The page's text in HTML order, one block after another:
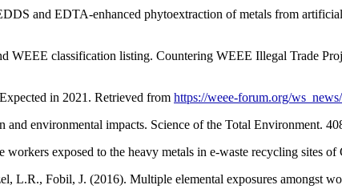
and EDTA-enhanced phytoextraction of metals from
WEEE classification listing. Countering WEEE Illegal Trade
in 2021. Retrieved from https://weee-forum.org/
environmental impacts. Science of the Total Environment.
exposed to the heavy metals in e-waste recycling sites
L.R., Fobil, J. (2016). Multiple elemental exposures amongst